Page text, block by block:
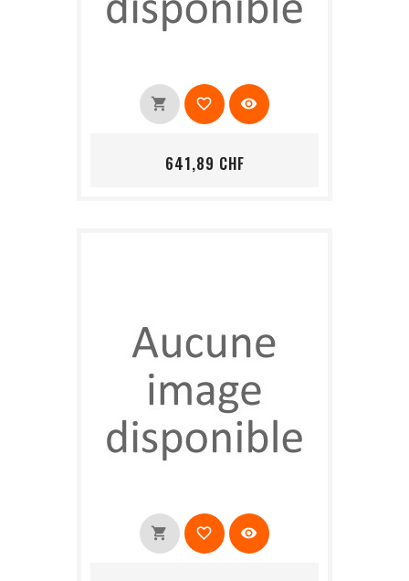
shopping_cart favorite_border visibility
641,89 CHFPrix
shopping_cart favorite_border visibility